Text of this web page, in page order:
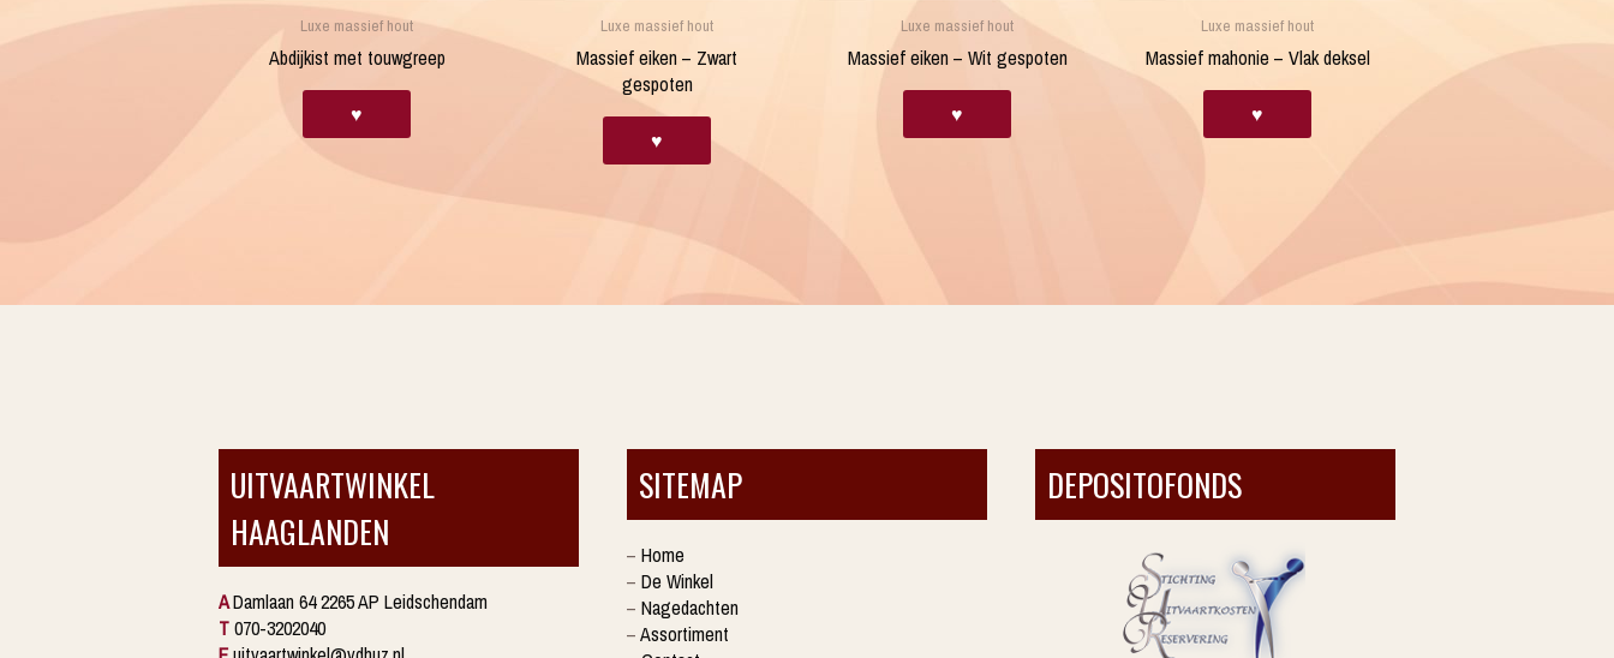
Luxe massief hout
Abdijkist met touwgreep
♥
Luxe massief hout
Massief eiken – Zwart
gespoten
♥
Luxe massief hout
Massief eiken – Wit gespoten
♥
Luxe massief hout
Massief mahonie – Vlak deksel
♥
UITVAARTWINKEL
HAAGLANDEN
ADamlaan 64 2265 AP Leidschendam
T070-3202040
SITEMAP
– Home
– De Winkel
– Nagedachten
–Assortiment
DEPOSITOFONDS